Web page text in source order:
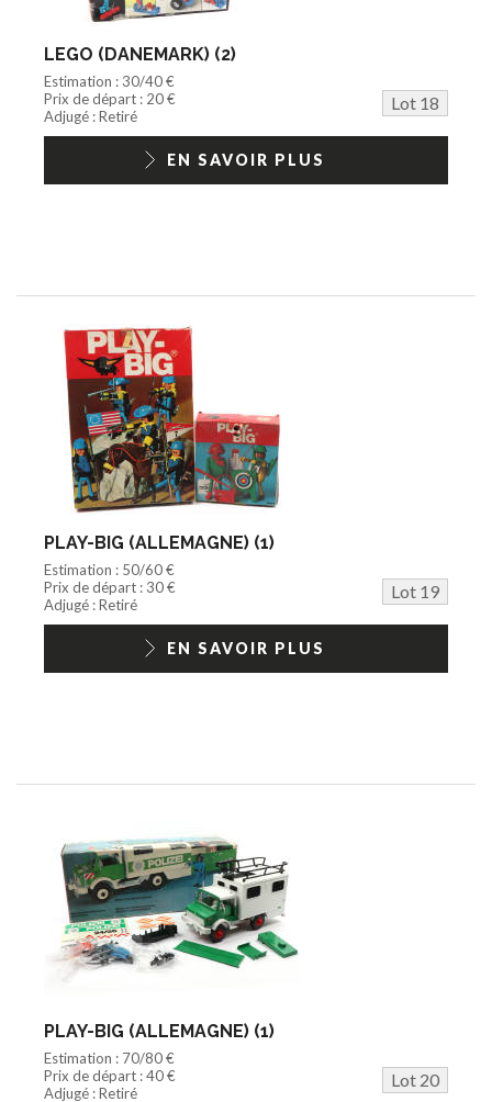
LEGO (DANEMARK) (2)
Estimation : 30/40 €
Prix de départ : 20 €
Lot 18
Adjugé : Retiré
EN SAVOIR PLUS
PLAY-BIG (ALLEMAGNE) (1)
Estimation : 50/60 €
Prix de départ : 30 €
Lot 19
Adjugé : Retiré
EN SAVOIR PLUS
PLAY-BIG (ALLEMAGNE) (1)
Estimation : 70/80 €
Prix de départ : 40 €
Lot 20
Adjugé : Retiré